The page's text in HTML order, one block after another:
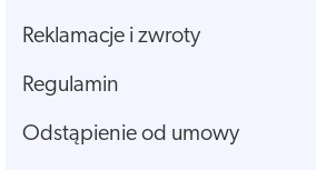
Reklamacje i zwroty
Regulamin
Odstąpienie od umowy